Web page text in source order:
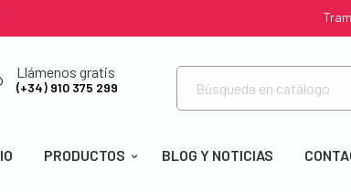
Llámenos gratis
(+34) 910 375 299
PRODUCTOS BLOG Y NOTICIAS